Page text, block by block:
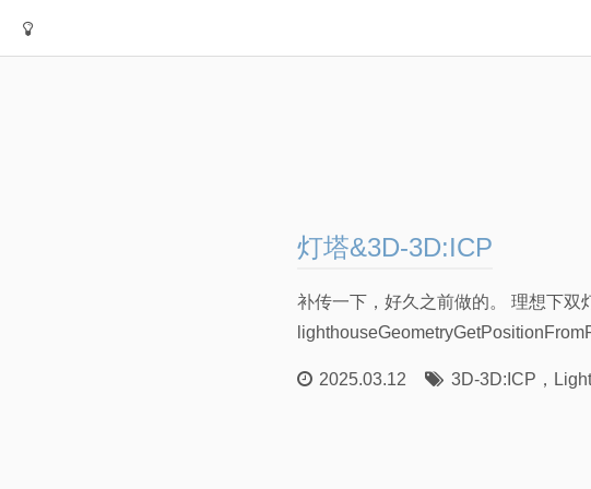
灯塔&3D-3D:ICP
补传一下，好久之前做的。 理想下双
2025.03.12 3D-3D:ICP ，